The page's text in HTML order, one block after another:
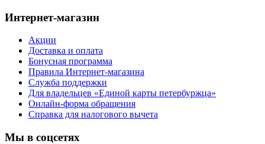
Интернет-магазин
Акции
Доставка и оплата
Бонусная программа
Правила Интернет-магазина
Служба поддержки
Для владельцев «Единой карты петербуржца»
Онлайн-форма обращения
Справка для налогового вычета
Мы в соцсетях